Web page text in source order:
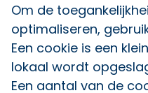
Om de
optimaliseren,
Een cookie is een
lokaal wordt
Een aantal van de